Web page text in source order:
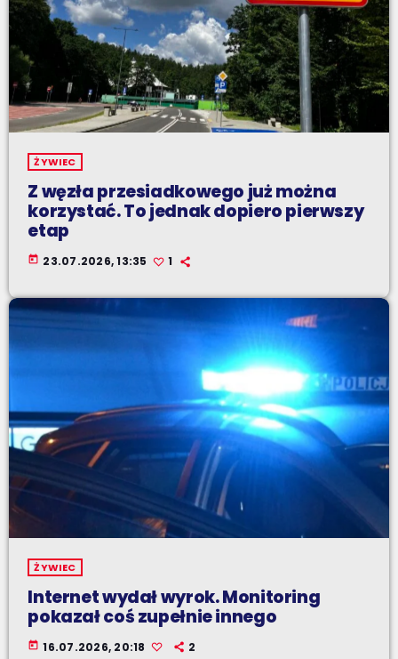
ŻYWIEC
Z węzła przesiadkowego już można
korzystać. To jednak dopiero pierwszy
etap
today 23.07.2026, 13:35 1
ŻYWIEC
Internet wydał wyrok. Monitoring
pokazał coś zupełnie innego
today 16.07.2026, 20:18 2